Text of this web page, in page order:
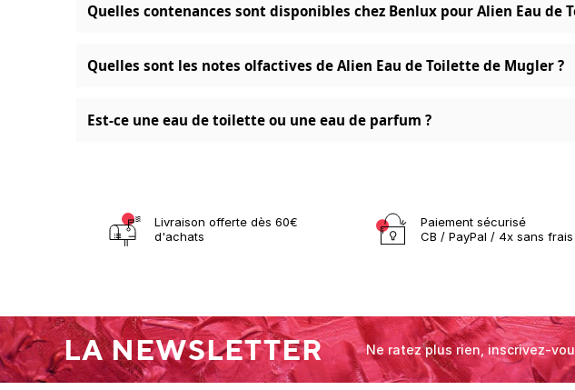
Quelles contenances sont disponibles chez Benlux pour Alien Eau de
Quelles sont les notes olfactives de Alien Eau de Toilette de Mugler ?
Est-ce une eau de toilette ou une eau de parfum ?
Livraison offerte dès 60€
d'achats
Paiement sécurisé
CB / PayPal / 4x sans frais
LA NEWSLETTER Ne ratez plus rien, inscrivez-